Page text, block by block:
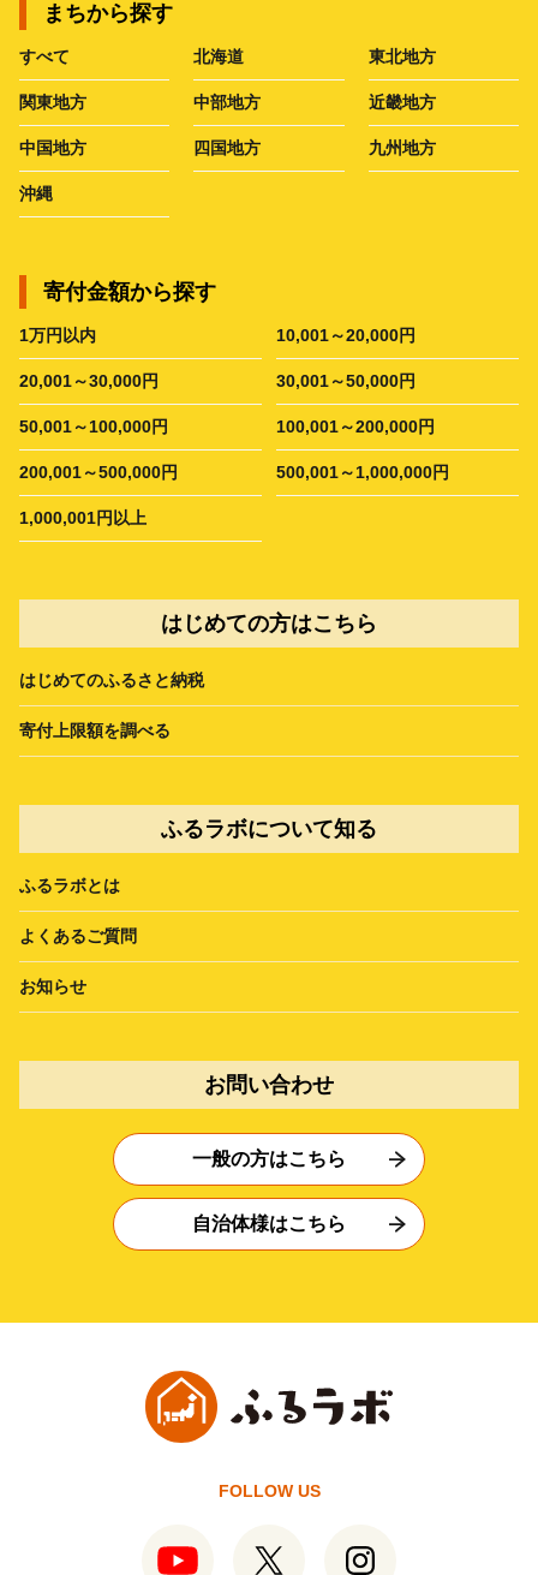
まちから探す
すべて 北海道 東北地方
関東地方 中部地方 近畿地方
中国地方 四国地方 九州地方
沖縄
寄付金額から探す
1万円以内 10,001～20,000円
20,001～30,000円 30,001～50,000円
50,001～100,000円 100,001～200,000円
200,001～500,000円 500,001～1,000,000円
1,000,001円以上
はじめての方はこちら
はじめてのふるさと納税
寄付上限額を調べる
ふるラボについて知る
ふるラボとは
よくあるご質問
お知らせ
お問い合わせ
一般の方はこちら
自治体様はこちら
FOLLOW US